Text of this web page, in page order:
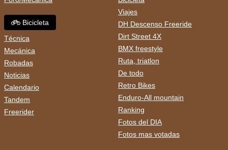
Bicicleta
Técnica
Mecánica
Robadas
Noticias
Calendario
Tandem
Freerider
Viajes
DH Descenso Freeride
Dirt Street 4X
BMX freestyle
Ruta, triatlon
De todo
Retro Bikes
Enduro-All mountain
Ranking
Fotos del DIA
Fotos mas votadas